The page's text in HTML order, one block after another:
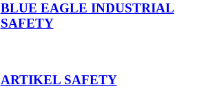
BLUE EAGLE INDUSTRIAL
SAFETY
­ARTIKEL SAFETY